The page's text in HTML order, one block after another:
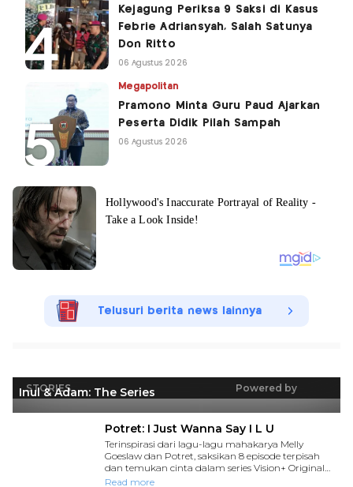
Kejagung Periksa 9 Saksi di Kasus
Febrie Adriansyah, Salah Satunya
Don Ritto
06 Agustus 2026
Megapolitan
Pramono Minta Guru Paud Ajarkan
Peserta Didik Pilah Sampah
06 Agustus 2026
Telusuri berita news lainnya